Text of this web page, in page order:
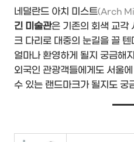
네덜란드 아치 미스트(Arch
긴 미술관은 기존의 회색 교각
크 다리로 대중의 눈길을 끌
얼마나 환영하게 될지 궁금해
외국인 관광객들에게도 서울
수 있는 랜드마크가 될지도 궁